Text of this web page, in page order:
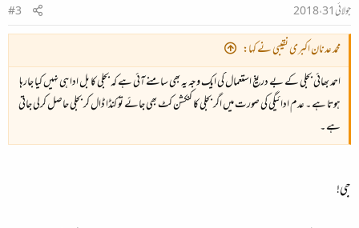
جولائی 31، 2018
#3
محمد عدنان اکبری نقیبی نے کہا:
احمد بھائی بجلی کے بے دریغ استعمال کی ایک وجہ یہ بھی سامنے آئی ہے کہ بجلی کا بل ادا ہی نہیں کیا جارہا
ہوتا ہے ۔ عدم ادائیگی کی صورت میں اگر بجلی کا کنکشن کٹ بھی جائے تو کنڈا ڈال کر بجلی حاصل کرلی جاتی
ہے ۔
جی!